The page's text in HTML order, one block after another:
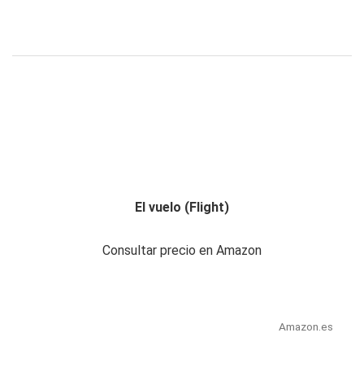
El vuelo (Flight)
Consultar precio en Amazon
Amazon.es